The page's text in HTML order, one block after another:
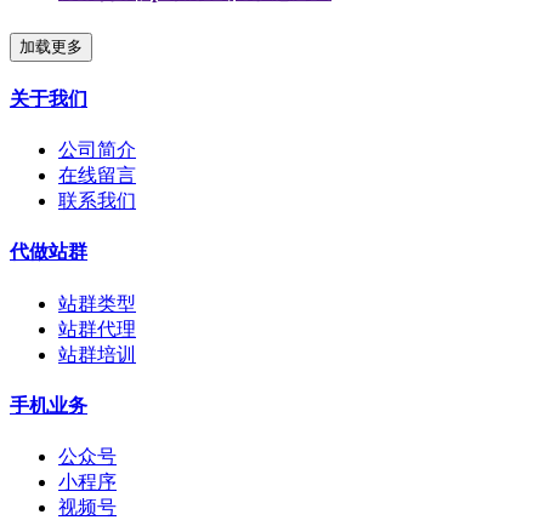
加载更多
关于我们
公司简介
在线留言
联系我们
代做站群
站群类型
站群代理
站群培训
手机业务
公众号
小程序
视频号